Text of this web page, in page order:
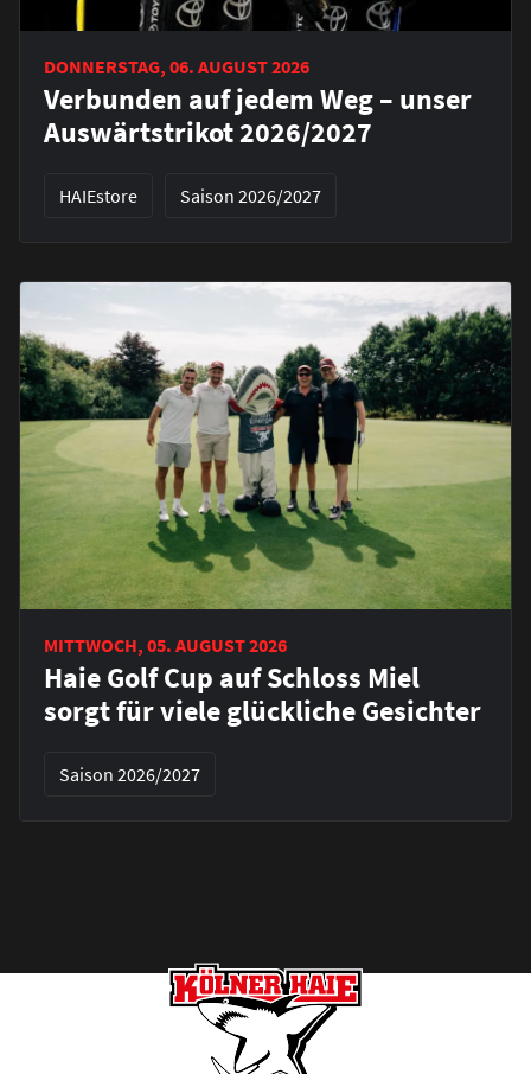
DONNERSTAG, 06. AUGUST 2026
Verbunden auf jedem Weg – unser
Auswärtstrikot 2026/2027
HAIEstore Saison 2026/2027
MITTWOCH, 05. AUGUST 2026
Haie Golf Cup auf Schloss Miel
sorgt für viele glückliche Gesichter
Saison 2026/2027